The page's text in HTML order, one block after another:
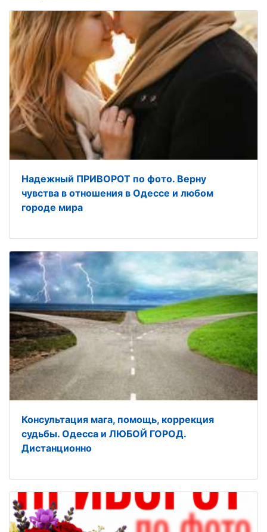
Надежный ПРИВОРОТ по фото. Верну
чувства в отношения в Одессе и любом
городе мира
Консультация мага, помощь, коррекция
судьбы. Одесса и ЛЮБОЙ ГОРОД.
Дистанционно